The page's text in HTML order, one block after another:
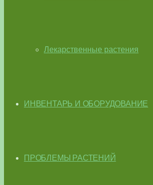
Лекарственные растения
ИНВЕНТАРЬ И ОБОРУДОВАНИЕ
ПРОБЛЕМЫ РАСТЕНИЙ